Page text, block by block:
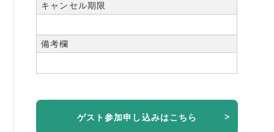
キャンセル期限
備考欄
ゲスト参加申し込みはこちら